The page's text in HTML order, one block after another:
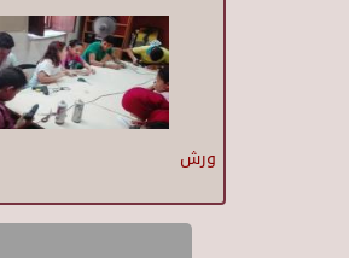
ورش